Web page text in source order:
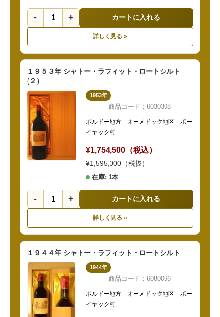
- + カートに入れる
詳しく見る »
１９５３年 シャトー・ラフィット・ロートシルト
(２）
1953年
商品コード：6030308
ボルドー地方 オーメドック地区 ポー
イヤック村
¥1,754,500（税込）
¥1,595,000（税抜）
在庫: 1本
- + カートに入れる
詳しく見る »
１９４４年 シャトー・ラフィット・ロートシルト
1944年
商品コード：6080066
ボルドー地方 オーメドック地区 ポー
イヤック村